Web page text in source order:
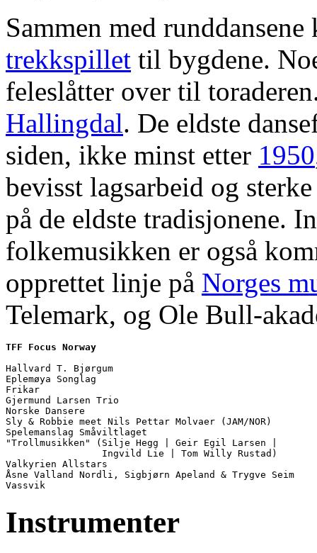
Sammen med
trekkspillet til bygdene.
feleslåtter over til
Hallingdal. De eldste
siden, ikke minst etter 1950
bevisst lagsarbeid og
på de eldste tradisjonene.
folkemusikken er også
opprettet linje på Norges
Telemark, og Ole Bull-
TFF Focus Norway
Hallvard T. Bjørgum
Eplemøya Songlag
Frikar
Gjermund Larsen Trio
Norske Dansere
Sly & Robbie meet Nils Pettar Molvaer (JAM/NOR)
Spelemanslag Småviltlaget
"Trollmusikken" (Silje Hegg | Geir Egil Larsen |
                 Ingvild Lie | Tom Willy Rustad)
Valkyrien Allstars
Åsne Valland Nordli, Sigbjørn Apeland & Trygve Seim
Instrumenter